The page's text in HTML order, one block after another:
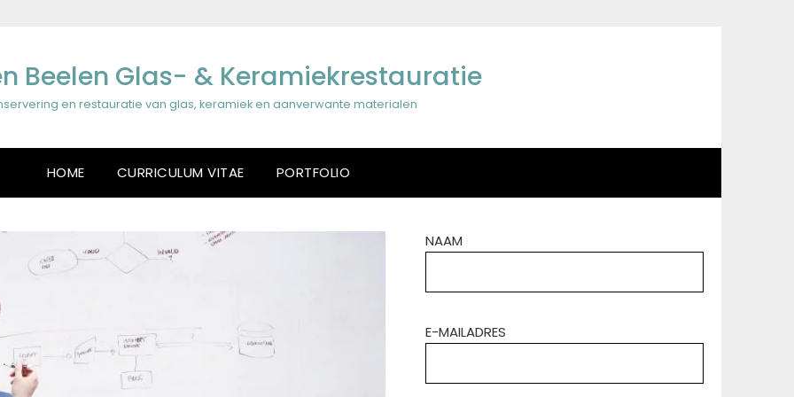
Beelen Glas- & Keramiekrestauratie
en restauratie van glas, keramiek en aanverwante materialen
HOME CURRICULUM VITAE PORTFOLIO
NAAM
E-MAILADRES